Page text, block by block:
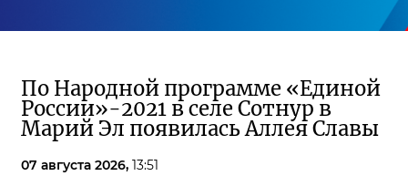
По Народной программе «Единой
России»-2021 в селе Сотнур в
Марий Эл появилась Аллея Славы
07 августа 2026, 13:51